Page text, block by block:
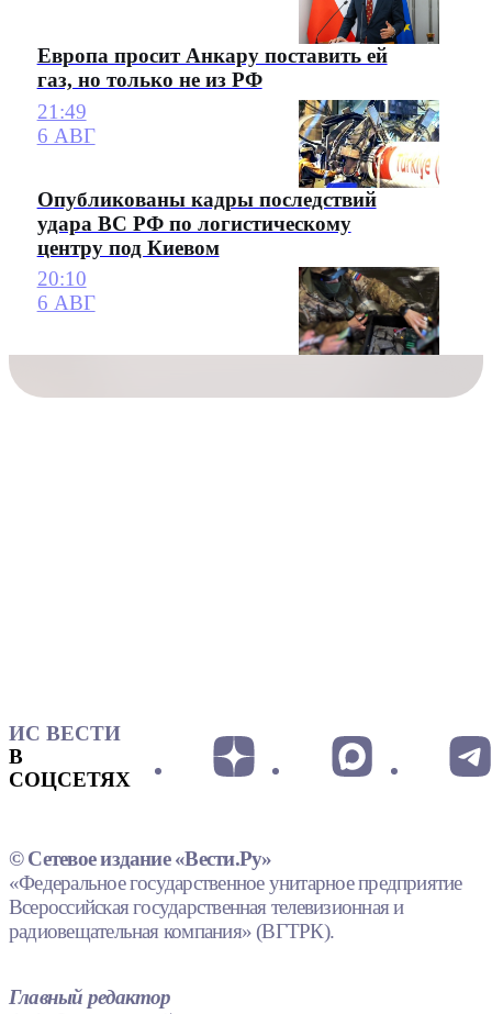
Европа просит Анкару поставить ей
газ, но только не из РФ
21:49
6 АВГ
Опубликованы кадры последствий
удара ВС РФ по логистическому
центру под Киевом
20:10
6 АВГ
ИС ВЕСТИ
В
СОЦСЕТЯХ
© Сетевое издание «Вести.Ру»
«Федеральное государственное унитарное предприятие
Всероссийская государственная телевизионная и
радиовещательная компания» (ВГТРК).
Главный редактор